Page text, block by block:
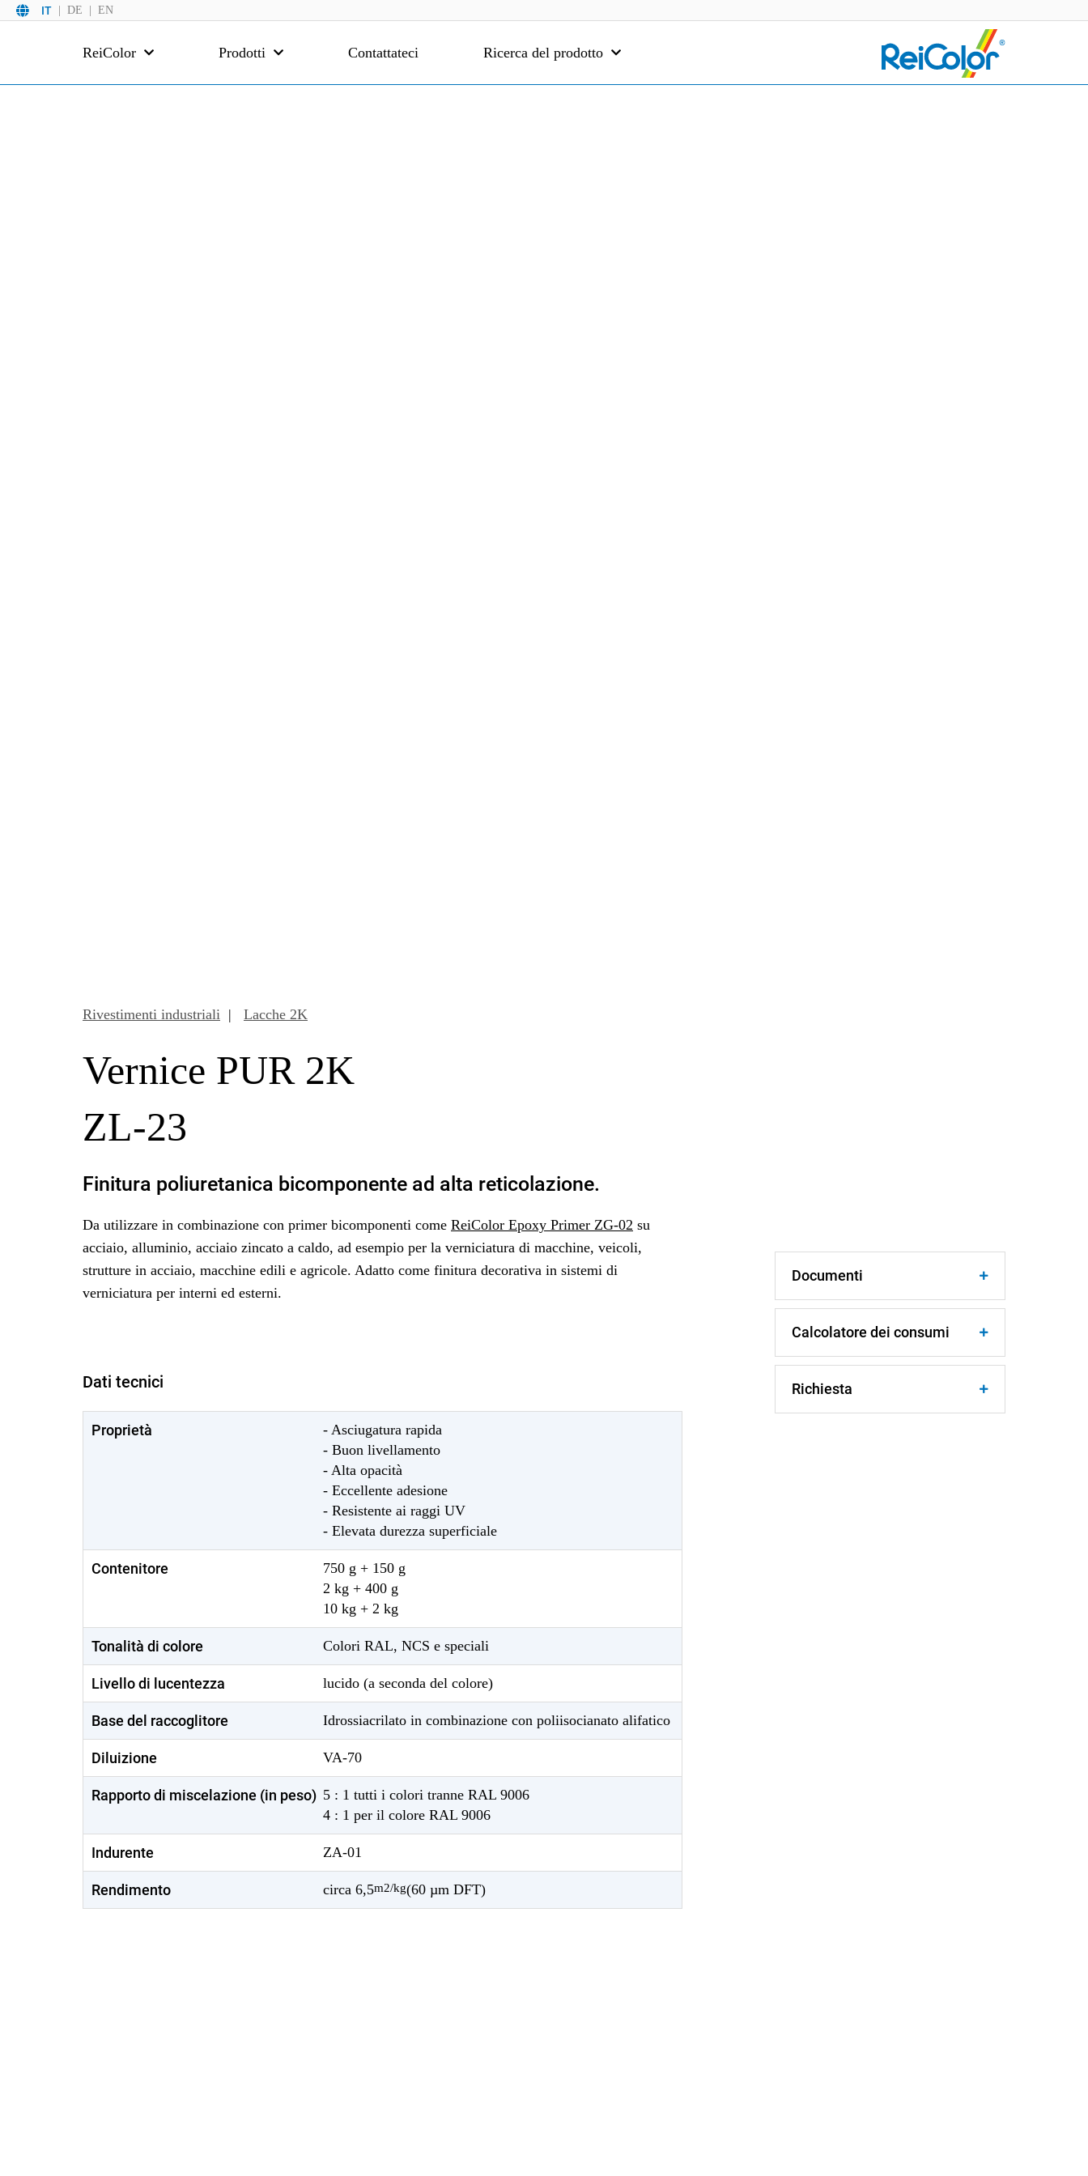
IT DE EN
ReiColor Prodotti Contattateci Ricerca del prodotto
Rivestimenti industriali | Lacche 2K
Vernice PUR 2K
ZL-23
Finitura poliuretanica bicomponente ad alta reticolazione.
Da utilizzare in combinazione con primer bicomponenti come ReiColor Epoxy Primer ZG-02 su
acciaio, alluminio, acciaio zincato a caldo, ad esempio per la verniciatura di macchine, veicoli,
strutture in acciaio, macchine edili e agricole. Adatto come finitura decorativa in sistemi di
verniciatura per interni ed esterni.
Dati tecnici
Proprietà
- Asciugatura rapida
- Buon livellamento
- Alta opacità
- Eccellente adesione
- Resistente ai raggi UV
- Elevata durezza superficiale
Contenitore
750 g + 150 g
2 kg + 400 g
10 kg + 2 kg
Tonalità di colore Colori RAL, NCS e speciali
Livello di lucentezza lucido (a seconda del colore)
Base del raccoglitore Idrossiacrilato in combinazione con poliisocianato alifatico
Diluizione VA-70
Rapporto di miscelazione (in peso) 5 : 1 tutti i colori tranne RAL 9006
4 : 1 per il colore RAL 9006
Indurente ZA-01
Rendimento circa 6,5m2/kg(60 µm DFT)
Documenti
Calcolatore dei consumi
Richiesta